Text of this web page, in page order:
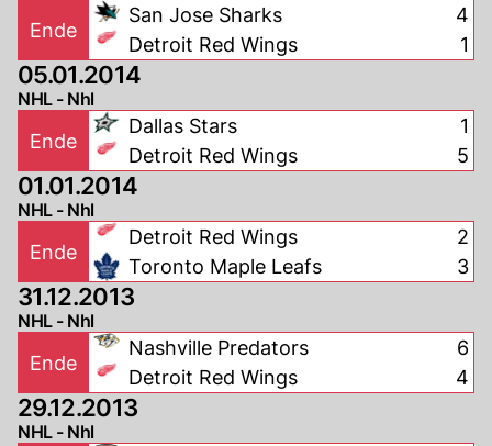
Ende
San Jose Sharks
Detroit Red Wings
4
1
05.01.2014
NHL - Nhl
Ende
Dallas Stars
Detroit Red Wings
1
5
01.01.2014
NHL - Nhl
Ende
Detroit Red Wings
Toronto Maple Leafs
2
3
31.12.2013
NHL - Nhl
Ende
Nashville Predators
Detroit Red Wings
6
4
29.12.2013
NHL - Nhl